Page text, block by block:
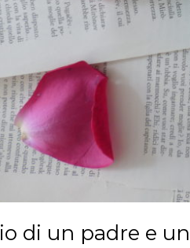
di un padre e